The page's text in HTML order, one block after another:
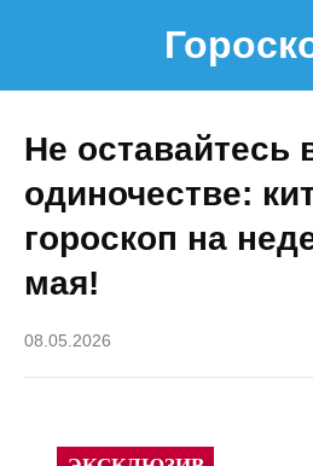
Не оставайтесь
одиночестве:
гороскоп на
мая!
08.05.2026